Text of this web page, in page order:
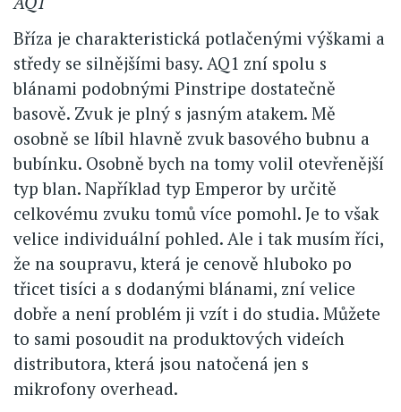
Bříza je charakteristická potlačenými výškami a
středy se silnějšími basy. AQ1 zní spolu s
blánami podobnými Pinstripe dostatečně
basově. Zvuk je plný s jasným atakem. Mě
osobně se líbil hlavně zvuk basového bubnu a
bubínku. Osobně bych na tomy volil otevřenější
typ blan. Například typ Emperor by určitě
celkovému zvuku tomů více pomohl. Je to však
velice individuální pohled. Ale i tak musím říci,
že na soupravu, která je cenově hluboko po
třicet tisíci a s dodanými blánami, zní velice
dobře a není problém ji vzít i do studia. Můžete
to sami posoudit na produktových videích
distributora, která jsou natočená jen s
mikrofony overhead.